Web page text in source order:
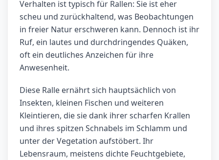
Verhalten ist typisch für Rallen: Sie ist eher
scheu und zurückhaltend, was Beobachtungen
in freier Natur erschweren kann. Dennoch ist ihr
Ruf, ein lautes und durchdringendes Quäken,
oft ein deutliches Anzeichen für ihre
Anwesenheit.
Diese Ralle ernährt sich hauptsächlich von
Insekten, kleinen Fischen und weiteren
Kleintieren, die sie dank ihrer scharfen Krallen
und ihres spitzen Schnabels im Schlamm und
unter der Vegetation aufstöbert. Ihr
Lebensraum, meistens dichte Feuchtgebiete,